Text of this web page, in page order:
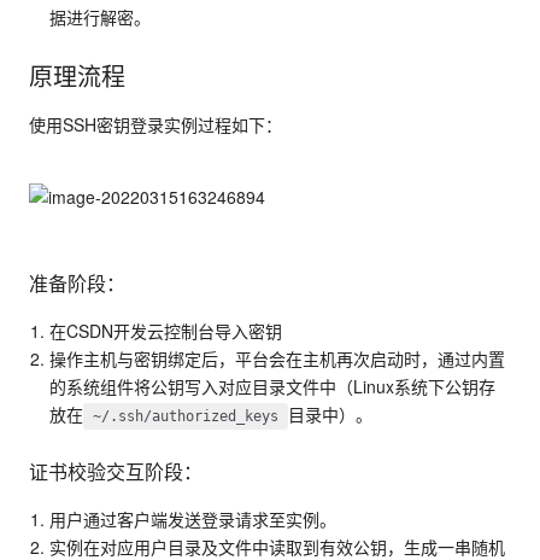
据进行解密。
原理流程
使用SSH密钥登录实例过程如下：
准备阶段：
在CSDN开发云控制台导入密钥
操作主机与密钥绑定后，平台会在主机再次启动时，通过内置
的系统组件将公钥写入对应目录文件中（Linux系统下公钥存
放在 ~/.ssh/authorized_keys 目录中）。
证书校验交互阶段：
用户通过客户端发送登录请求至实例。
实例在对应用户目录及文件中读取到有效公钥，生成一串随机